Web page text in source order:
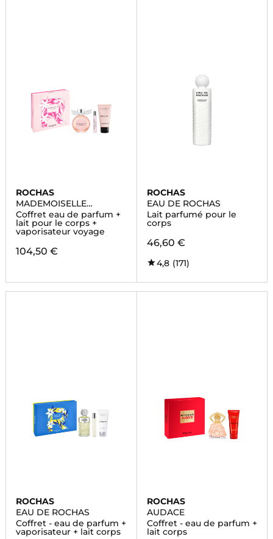
ROCHAS
MADEMOISELLE
ROCHAS
Coffret eau de parfum +
lait pour le corps +
vaporisateur voyage
104,50 €
ROCHAS
EAU DE ROCHAS
Lait parfumé pour le
corps
46,60 €
4,8 (171)
ROCHAS
EAU DE ROCHAS
Coffret - eau de parfum +
vaporisateur + lait corps
ROCHAS
AUDACE
Coffret - eau de parfum +
lait corps